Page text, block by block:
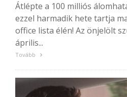
Átlépte a 100 milliós
ezzel harmadik hete tartja
office lista élén! Az önjelölt
április...
Tovább